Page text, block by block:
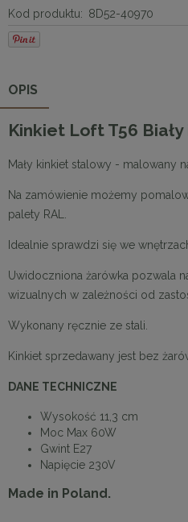
Kod produktu: 8D52-40970
OPIS
Kinkiet Loft T56
Mały kinkiet stalowy - malowany
Na zamówienie możemy
palety RAL.
Idealnie sprawdzi się we
Uwidoczniona żarówka pozwala
wizualnych w zależności od
Wykonany ręcznie ze stali.
Kinkiet sprzedawany jest bez
DANE TECHNICZNE
Wysokość 11,3 cm
Moc Max 60W
Gwint E27
Napięcie 230V
Made in Poland.